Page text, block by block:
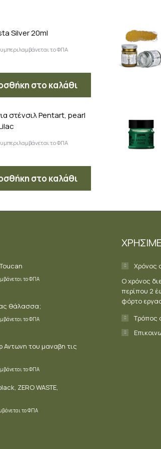
Silver 20ml
το ΦΠΑ
στο καλάθι
στένσιλ Pentart, pearl
το ΦΠΑ
στο καλάθι
το ΦΠΑ
θάλασσα;
το ΦΠΑ
Αντωνη του μαναβη τις
το ΦΠΑ
ZERO WASTE,
το ΦΠΑ
Χρόνος
Ο χρόνος
περίπου 2
φόρτο
Τρόπος